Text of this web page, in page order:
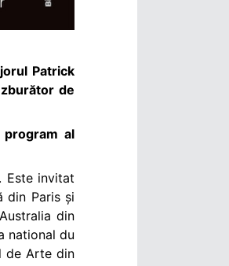
Patrick
de
al
Este invitat
din Paris și
din
national du
de Arte din